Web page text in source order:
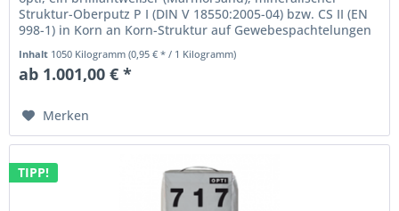
Struktur-Oberputz P I (DIN V 18550:2005-04) bzw. CS II (EN
998-1) in Korn an Korn-Struktur auf Gewebespachtelungen
Inhalt 1050 Kilogramm(0,95 € * / 1 Kilogramm)
ab 1.001,00 € *
Merken
TIPP!